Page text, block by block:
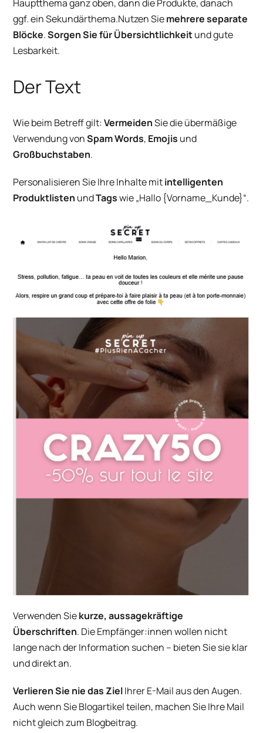
Hauptthema ganz oben, dann die Produkte, danach
ggf. ein Sekundärthema.Nutzen Siemehrere separate
Blöcke.Sorgen Sie für Übersichtlichkeitund gute
Lesbarkeit.
Der Text
Wie beim Betreff gilt:VermeidenSie die übermäßige
Verwendung vonSpam Words, Emojis und
Großbuchstaben.
Personalisieren Sie Ihre Inhalte mitintelligenten
Produktlisten undTagswie „Hallo {Vorname_Kunde}“.
Verwenden Siekurze, aussagekräftige
Überschriften. Die Empfänger:innen wollen nicht
lange nach der Information suchen – bieten Sie sie klar
und direkt an.
Verlieren Sie nie das ZielIhrer E-Mail aus den Augen.
Auch wenn Sie Blogartikel teilen, machen Sie Ihre Mail
nicht gleich zum Blogbeitrag.